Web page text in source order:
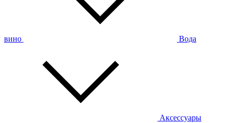
вино Вода
Аксессуары